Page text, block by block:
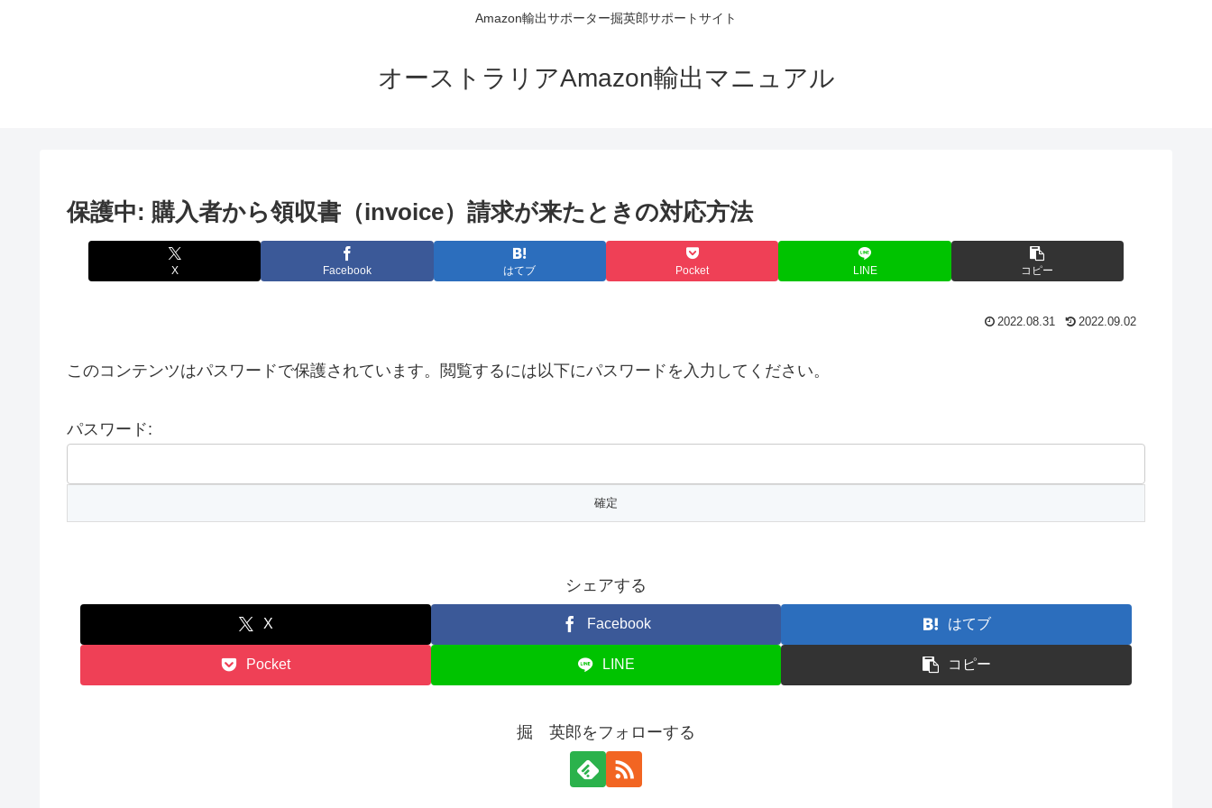
Amazon輸出サポーター掘英郎サポートサイト
オーストラリアAmazon輸出マニュアル
保護中: 購入者から領収書（invoice）請求が来たときの対応方法
X Facebook はてブ Pocket LINE コピー
2022.08.31 2022.09.02
このコンテンツはパスワードで保護されています。閲覧するには以下にパスワードを入力してください。
パスワード:
シェアする
X Facebook はてブ
Pocket LINE コピー
掘 英郎をフォローする